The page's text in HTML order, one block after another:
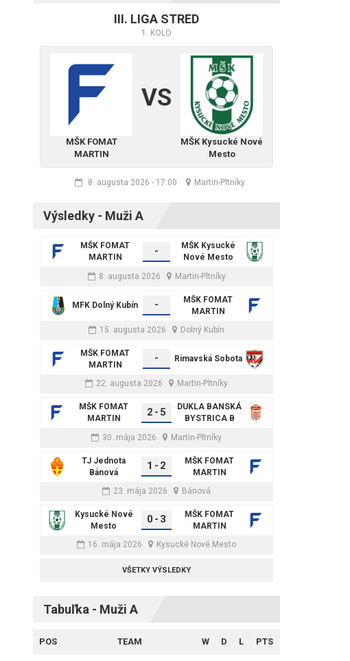
III. LIGA STRED
1. KOLO
MŠK FOMAT
MARTIN
VS
MŠK Kysucké Nové
Mesto
8. augusta 2026 - 17:00 Martin-Pltníky
Výsledky - Muži A
MŠK FOMAT
MARTIN
-
MŠK Kysucké
Nové Mesto
8. augusta 2026
Martin-Pltníky
MFK Dolný Kubín -
MŠK FOMAT
MARTIN
15. augusta 2026
Dolný Kubín
MŠK FOMAT
MARTIN
- Rimavská Sobota
22. augusta 2026 Martin-Pltníky
MŠK FOMAT
MARTIN
2 - 5
DUKLA BANSKÁ
BYSTRICA B
30. mája 2026
Martin-Pltníky
TJ Jednota
Bánová
1 - 2
MŠK FOMAT
MARTIN
23. mája 2026
Bánová
Kysucké Nové
Mesto
0 - 3
MŠK FOMAT
MARTIN
16. mája 2026
Kysucké Nové Mesto
VŠETKY VÝSLEDKY
Tabuľka - Muži A
POS TEAM W D L PTS